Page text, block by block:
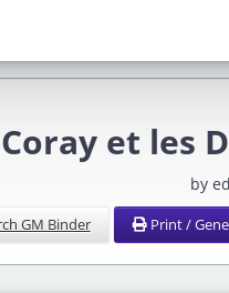
Coray et les
by
GM Binder Print /